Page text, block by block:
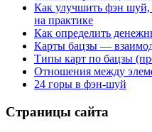
Как улучшить фэн шуй,
на практике
Как определить
Карты бацзы —
Типы карт по бацзы
Отношения между
24 горы в фэн-шуй
Страницы сайта